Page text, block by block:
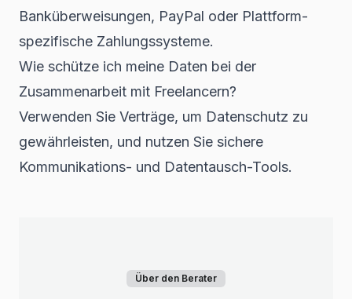
Banküberweisungen, PayPal oder Plattform-
spezifische Zahlungssysteme.
Wie schütze ich meine Daten bei der
Zusammenarbeit mit Freelancern?
Verwenden Sie Verträge, um Datenschutz zu
gewährleisten, und nutzen Sie sichere
Kommunikations- und Datentausch-Tools.
Über den Berater